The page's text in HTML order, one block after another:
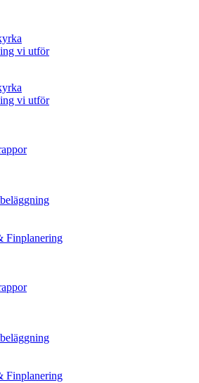
vi utför
vi utför
Finplanering
Finplanering